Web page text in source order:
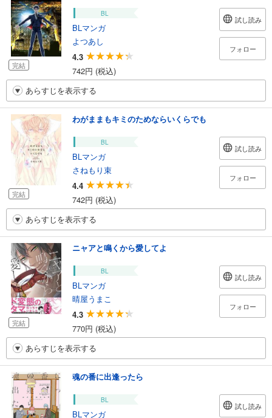
完結
BL
BLマンガ
よつあし
4.3
742円 (税込)
試し読み
フォロー
あらすじを表示する
完結
わがままもキミのためならいくらでも
BL
BLマンガ
さねもり束
4.4
742円 (税込)
試し読み
フォロー
あらすじを表示する
完結
ニャアと鳴くから愛してよ
BL
BLマンガ
晴屋うまこ
4.3
770円 (税込)
試し読み
フォロー
あらすじを表示する
魂の番に出逢ったら
BL
BLマンガ
試し読み